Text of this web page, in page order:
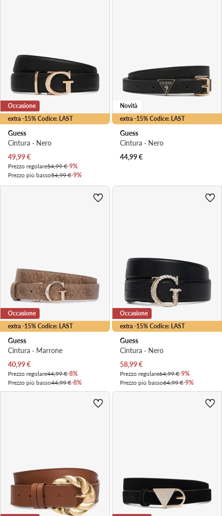
extra -15% Codice: LAST
Occasione
Guess
Cintura · Nero
Prezzo attuale
49,99€
Prezzo regolare54,99 €-9%
Prezzo più basso54,99 €-9%
extra -15% Codice: LAST
Novità
Guess
Cintura · Nero
44,99€
extra -15% Codice: LAST
Occasione
Guess
Cintura · Marrone
Prezzo attuale
40,99€
Prezzo regolare44,99 €-8%
Prezzo più basso44,99 €-8%
extra -15% Codice: LAST
Occasione
Guess
Cintura · Nero
Prezzo attuale
58,99€
Prezzo regolare64,99 €-9%
Prezzo più basso64,99 €-9%